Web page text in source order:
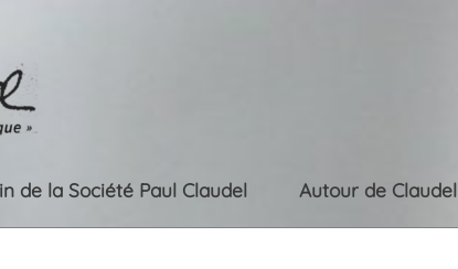
de la Société Paul Claudel Autour de Claudel